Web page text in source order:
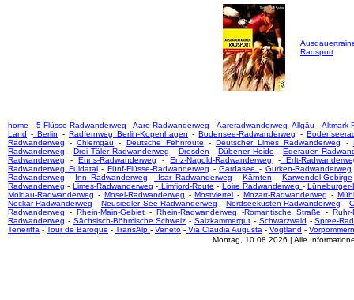
Radsport
home - 5-Flüsse-Radwanderweg -Aare-Radwanderweg -Aareradwanderweg-Allgäu -Altmark-
Land - Berlin - Radfernweg Berlin-Kopenhagen -Bodensee-Radwanderweg -
Radwanderweg -Chiemgau - Deutsche Fehnroute -Deutscher Limes Radwanderweg -
Radwanderweg -Drei Täler Radwanderweg - Dresden - Dübener Heide -Ederauen-
Radwanderweg -Enns-Radwanderweg -Enz-Nagold-Radwanderweg -Erft-
Radwanderweg Fuldatal- Fünf-Flüsse-Radwanderweg -Gardasee - Gurken-Radwanderweg
Radwanderweg - Inn Radwanderweg -Isar Radwanderweg - Kärnten - Karwendel-Gebirge
Radwanderweg - Limes-Radwanderweg - Limfjord-Route - Loire Radwanderweg -
Moldau-Radwanderweg - Mosel-Radwanderweg -Mostviertel -Mozart-Radwanderweg -
Neckar-Radwanderweg -Neusiedler See-Radwanderweg -Nordseeküsten-Radwanderweg -
Radwanderweg -Rhein-Main-Gebiet -Rhein-Radwanderweg -Romantische Straße -
Radwanderweg - Sächsisch-Böhmische Schweiz -Salzkammergut - Schwarzwald -Spree-
Teneriffa - Tour de Baroque - TransAlp - Veneto - Via Claudia Augusta - Vogtland - Vorpommern
Montag, 10.08.2026 | Alle